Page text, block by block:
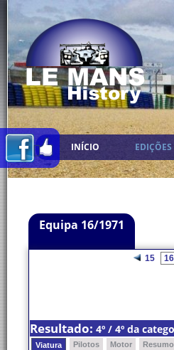
INÍCIO EDIÇÕES
Equipa 16/1971
15
Resultado: 4º / 4º da
Viatura Pilotos Motor